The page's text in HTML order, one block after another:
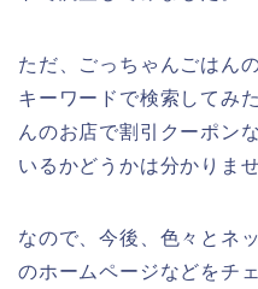
ただ、ごっちゃんごはん
キーワードで検索してみ
んのお店で割引クーポン
いるかどうかは分かりま
なので、今後、色々とネ
のホームページなどをチ